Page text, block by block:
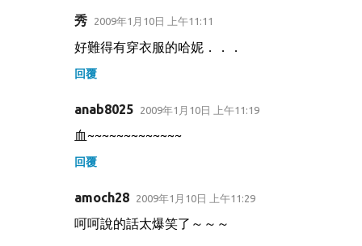
秀 2009年1月10日 上午11:11
好難得有穿衣服的哈妮．．．
回覆
anab8025 2009年1月10日 上午11:19
血~~~~~~~~~~~~~
回覆
amoch28 2009年1月10日 上午11:29
呵呵說的話太爆笑了～～～